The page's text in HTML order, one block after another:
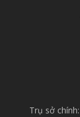
Trụ sở chính: